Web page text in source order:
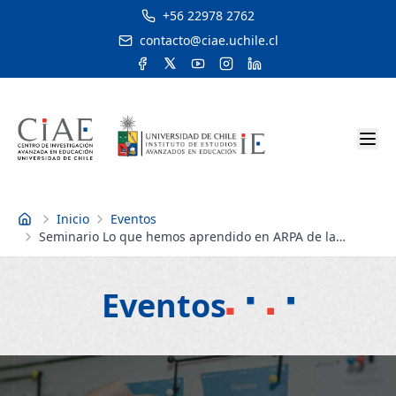
+56 22978 2762
contacto@ciae.uchile.cl
Inicio Inicio
Eventos
Seminario Lo que hemos aprendido en ARPA de la
investigación y la práctica
Eventos